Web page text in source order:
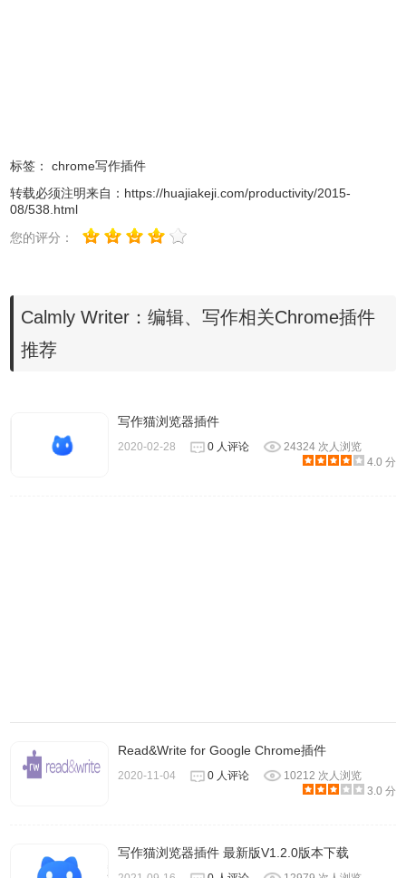
3.使用Calmly Writer插件支持多种模式，其中包括聚焦模式
和全屏模式等，聚焦模式如图所示：
需要选择相应的文档字符即可快速第完成，如图所示：
标签：
chrome写作插件
转载必须注明来自： https://huajiakeji.com/productivity/2015-
08/538.html
您的评分：
Calmly Writer：编辑、写作相关Chrome插件
推荐
写作猫浏览器插件
2020-02-28 0 人评论
24324 次人浏览
4.0 分
Read&Write for Google Chrome插件
2020-11-04 0 人评论
10212 次人浏览
3.0 分
写作猫浏览器插件 最新版V1.2.0版本下载